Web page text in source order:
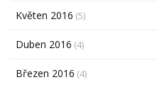
Květen 2016 (5)
Duben 2016 (4)
Březen 2016 (4)